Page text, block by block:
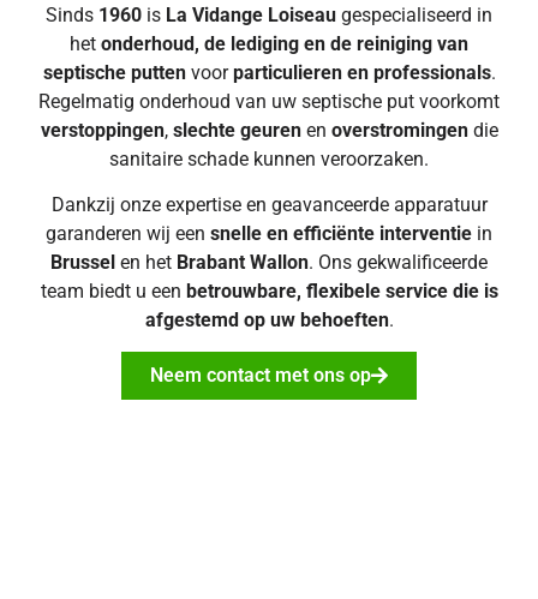
Sinds 1960 is La Vidange Loiseau gespecialiseerd in
het onderhoud, de lediging en de reiniging van
septische puttenvoorparticulieren en professionals.
Regelmatig onderhoud van uw septische put voorkomt
verstoppingen, slechte geurenen overstromingendie
sanitaire schade kunnen veroorzaken.
Dankzij onze expertise en geavanceerde apparatuur
garanderen wij een snelle en efficiënte interventie in
Brussel en het Brabant Wallon. Ons gekwalificeerde
team biedt u een betrouwbare, flexibele service die is
afgestemd op uw behoeften.
Neem contact met ons op